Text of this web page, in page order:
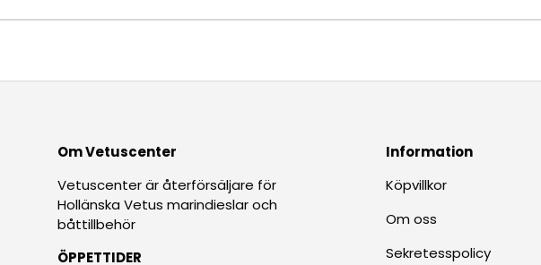
Om Vetuscenter
Vetuscenter är återförsäljare för
Hollänska Vetus marindieslar och
båttillbehör
ÖPPETTIDER
Information
Köpvillkor
Om oss
Sekretesspolicy